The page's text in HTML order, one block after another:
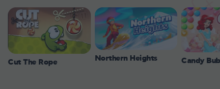
Cut The Rope Northern Heights Candy